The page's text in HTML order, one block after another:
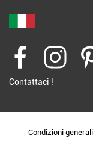
Contattaci !
Condizioni